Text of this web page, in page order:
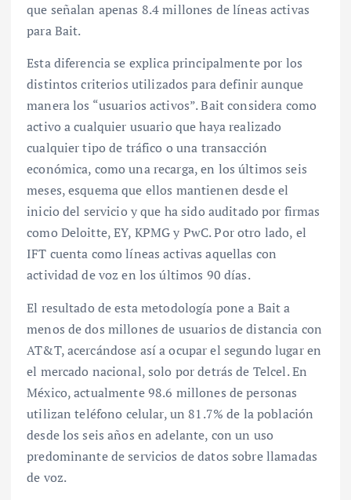
que señalan apenas 8.4 millones de líneas activas
para Bait.
Esta diferencia se explica principalmente por los
distintos criterios utilizados para definir aunque
manera los “usuarios activos”. Bait considera como
activo a cualquier usuario que haya realizado
cualquier tipo de tráfico o una transacción
económica, como una recarga, en los últimos seis
meses, esquema que ellos mantienen desde el
inicio del servicio y que ha sido auditado por firmas
como Deloitte, EY, KPMG y PwC. Por otro lado, el
IFT cuenta como líneas activas aquellas con
actividad de voz en los últimos 90 días.
El resultado de esta metodología pone a Bait a
menos de dos millones de usuarios de distancia con
AT&T, acercándose así a ocupar el segundo lugar en
el mercado nacional, solo por detrás de Telcel. En
México, actualmente 98.6 millones de personas
utilizan teléfono celular, un 81.7% de la población
desde los seis años en adelante, con un uso
predominante de servicios de datos sobre llamadas
de voz.